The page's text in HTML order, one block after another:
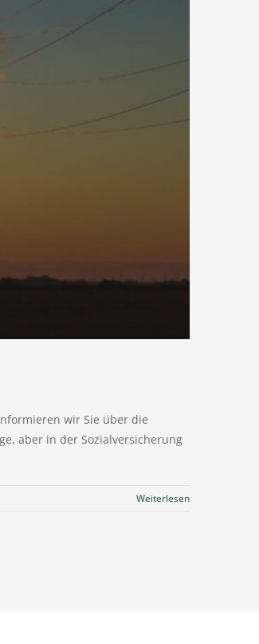
wir Sie über die
aber in der Sozialversicherung
Weiterlesen